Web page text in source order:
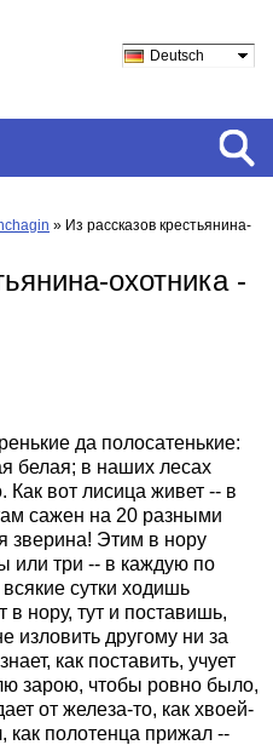
Deutsch
» Из рассказов крестьянина-
охотника -
да полосатенькие:
белая; в наших лесах
Как вот лисица живет -- в
сажен на 20 разными
зверина! Этим в нору
или три -- в каждую по
сутки ходишь
в нору, тут и поставишь,
изловить другому ни за
как поставить, учует
зарою, чтобы ровно было,
от железа-то, как хвоей-
как полотенца прижал --